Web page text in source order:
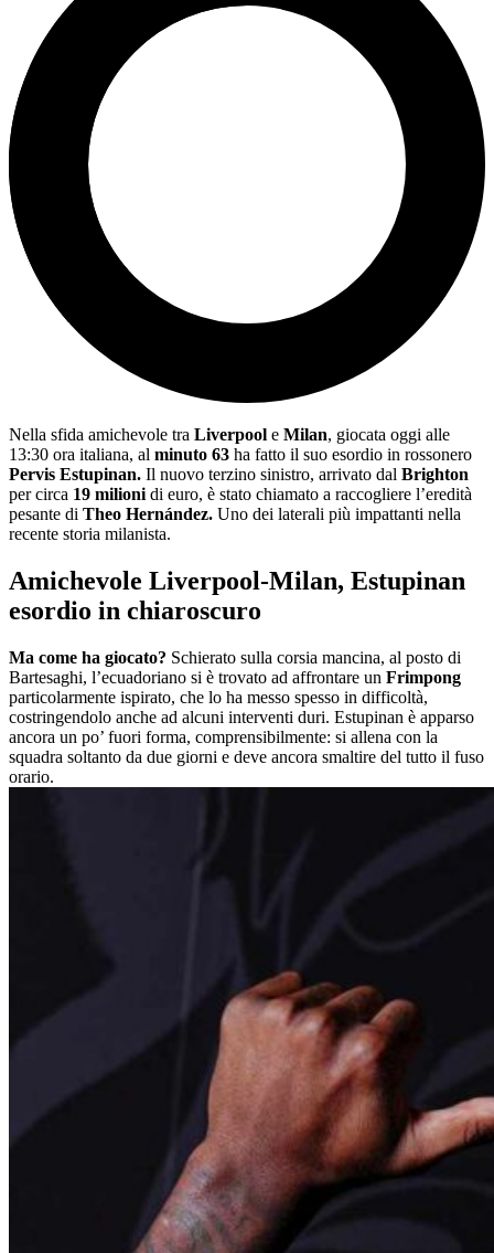
Nella sfida amichevole tra Liverpool e Milan, giocata oggi alle
13:30 ora italiana, al minuto 63 ha fatto il suo esordio in rossonero
Pervis Estupinan. Il nuovo terzino sinistro, arrivato dal Brighton
per circa 19 milioni di euro, è stato chiamato a raccogliere l’eredità
pesante di Theo Hernández. Uno dei laterali più impattanti nella
recente storia milanista.
Amichevole Liverpool-Milan, Estupinan
esordio in chiaroscuro
Ma come ha giocato? Schierato sulla corsia mancina, al posto di
Bartesaghi, l’ecuadoriano si è trovato ad affrontare un Frimpong
particolarmente ispirato, che lo ha messo spesso in difficoltà,
costringendolo anche ad alcuni interventi duri. Estupinan è apparso
ancora un po’ fuori forma, comprensibilmente: si allena con la
squadra soltanto da due giorni e deve ancora smaltire del tutto il fuso
orario.